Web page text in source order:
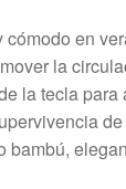
cómodo en
la
la tecla para
bambú,